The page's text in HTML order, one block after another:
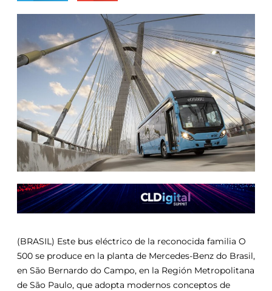
(BRASIL) Este bus eléctrico de la reconocida familia O
500 se produce en la planta de Mercedes-Benz do Brasil,
en São Bernardo do Campo, en la Región Metropolitana
de São Paulo, que adopta modernos conceptos de